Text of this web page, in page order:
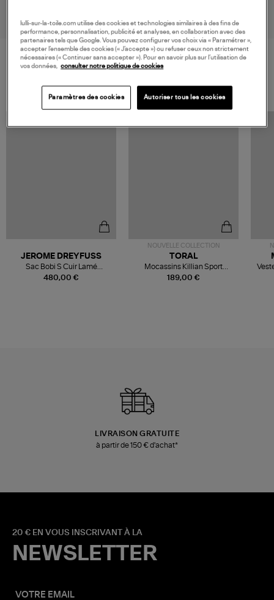
480,00 €
JEROME DREYFUSS
Sac Bobi S Cuir Lamé
Champagne
NOUVELLE COLLECTION
189,00 €
TORAL
Mocassins Killian Sport
Mousse
LIVRAISON GRATUITE
à partir de 150 € d'achat*
20 € EN VOUS INSCRIVANT À LA
NEWSLETTER
lulli-sur-la-toile.com utilise des cookies et technologies similaires à des fins de
performance, personnalisation, publicité et analyses, en collaboration avec des
partenaires tels que Google. Vous pouvez configurer vos choix via « Paramétrer »,
accepter l’ensemble des cookies (« J’accepte ») ou refuser ceux non strictement
nécessaires (« Continuer sans accepter »). Pour en savoir plus sur l’utilisation de
vos données, consulter notre politique de cookies
Paramètres des cookies Autoriser tous les cookies